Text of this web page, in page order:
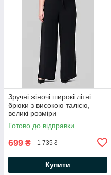
Зручні жіночі широкі літні
брюки з високою талією,
великі розміри
Готово до відправки
699 ₴ 1 735 ₴
Купити